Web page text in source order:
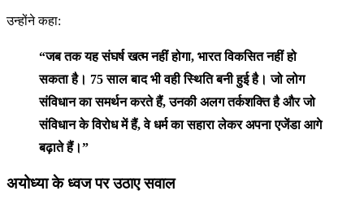
उन्होंने कहा:
“जब तक यह संघर्ष खत्म नहीं होगा, भारत विकसित नहीं हो
सकता है। 75 साल बाद भी वही स्थिति बनी हुई है। जो लोग
संविधान का समर्थन करते हैं, उनकी अलग तर्कशक्ति है और जो
संविधान के विरोध में हैं, वे धर्म का सहारा लेकर अपना एजेंडा आगे
बढ़ाते हैं।”
अयोध्या के ध्वज पर उठाए सवाल